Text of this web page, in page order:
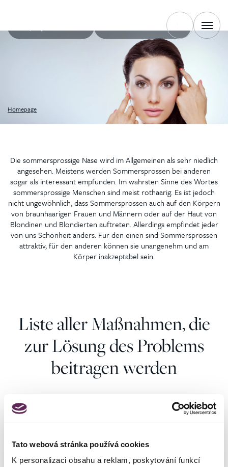
Tato webová stránka používá cookies
K personalizaci obsahu a reklam, poskytování funkcí
Homepage
SCHREIBEN SIE UNS
Die sommersprossige Nase wird im Allgemeinen als sehr niedlich
angesehen. Meistens werden Sommersprossen bei anderen
sogar als interessant empfunden. Im wahrsten Sinne des Wortes
sommersprossige Menschen sind meist rothaarig. Es ist jedoch
nicht ungewöhnlich, dass Sommersprossen auch auf den Körpern
von braunhaarigen Frauen und Männern oder auf der Haut von
Blondinen und Blondierten auftreten. Allerdings empfindet jeder
von uns Schönheit anders. Für den einen sind Sommersprossen
attraktiv, für den anderen können sie unangenehm und am
Körper inakzeptabel sein.
Liste aller Maßnahmen, die
zur Lösung des Problems
beitragen werden
Dermatoskopische
Muttermalen
Haben Sie eine Frage zur Lösung Ihres
Problems? Wir können Ihnen helfen.